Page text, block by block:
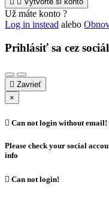
Už máte konto ?
Log in instead alebo
Prihlásiť sa cez
 Zavrieť
×
 Can not login without email!
Please check your social
info
 Can not login!